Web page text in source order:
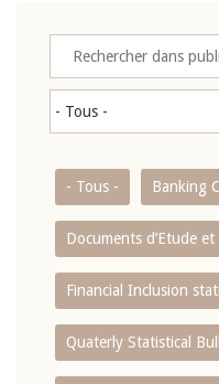
- Tous - Banking
Documents d’Etude
Financial Inclusion
Quaterly Statistical